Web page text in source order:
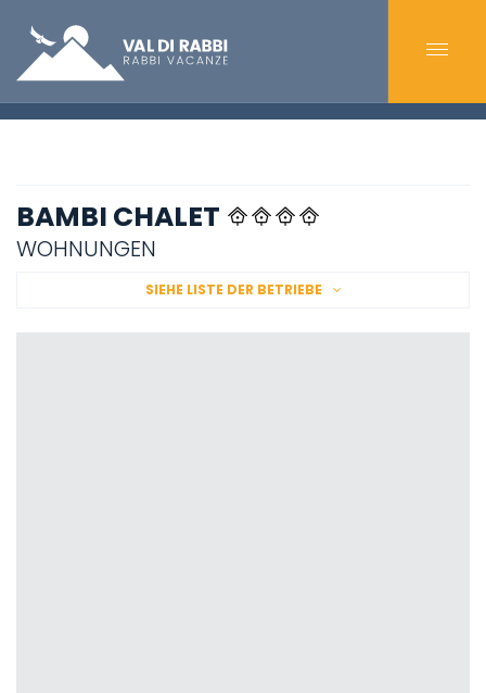
BAMBI CHALET
WOHNUNGEN
SIEHE LISTE DER BETRIEBE